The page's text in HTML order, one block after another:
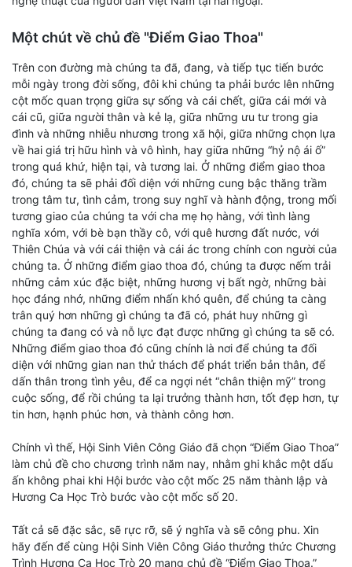
Một chút về chủ đề "Điểm Giao Thoa"
Trên con đường mà chúng ta đã, đang, và tiếp tục tiến bước
mỗi ngày trong đời sống, đôi khi chúng ta phải bước lên những
cột mốc quan trọng giữa sự sống và cái chết, giữa cái mới và
cái cũ, giữa người thân và kẻ lạ, giữa những ưu tư trong gia
đình và những nhiễu nhương trong xã hội, giữa những chọn lựa
về hai giá trị hữu hình và vô hình, hay giữa những “hỷ nộ ái ố”
trong quá khứ, hiện tại, và tương lai. Ở những điểm giao thoa
đó, chúng ta sẽ phải đối diện với những cung bậc thăng trầm
trong tâm tư, tình cảm, trong suy nghĩ và hành động, trong mối
tương giao của chúng ta với cha mẹ họ hàng, với tình làng
nghĩa xóm, với bè bạn thầy cô, với quê hương đất nước, với
Thiên Chúa và với cái thiện và cái ác trong chính con người của
chúng ta. Ở những điểm giao thoa đó, chúng ta được nếm trải
những cảm xúc đặc biệt, những hương vị bất ngờ, những bài
học đáng nhớ, những điểm nhấn khó quên, để chúng ta càng
trân quý hơn những gì chúng ta đã có, phát huy những gì
chúng ta đang có và nỗ lực đạt được những gì chúng ta sẽ có.
Những điểm giao thoa đó cũng chính là nơi để chúng ta đối
diện với những gian nan thử thách để phát triển bản thân, để
dấn thân trong tình yêu, để ca ngợi nét “chân thiện mỹ” trong
cuộc sống, để rồi chúng ta lại trưởng thành hơn, tốt đẹp hơn, tự
tin hơn, hạnh phúc hơn, và thành công hơn.
Chính vì thế, Hội Sinh Viên Công Giáo đã chọn “Điểm Giao Thoa”
làm chủ đề cho chương trình năm nay, nhằm ghi khắc một dấu
ấn không phai khi Hội bước vào cột mốc 25 năm thành lập và
Hương Ca Học Trò bước vào cột mốc số 20.
Tất cả sẽ đặc sắc, sẽ rực rỡ, sẽ ý nghĩa và sẽ công phu. Xin
hãy đến để cùng Hội Sinh Viên Công Giáo thưởng thức Chương
Trình Hương Ca Học Trò 20 mang chủ đề “Điểm Giao Thoa.”